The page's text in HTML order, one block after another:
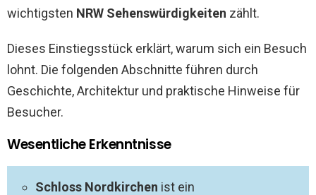
wichtigsten NRW Sehenswürdigkeiten zählt.
Dieses Einstiegsstück erklärt, warum sich ein Besuch
lohnt. Die folgenden Abschnitte führen durch
Geschichte, Architektur und praktische Hinweise für
Besucher.
Wesentliche Erkenntnisse
Schloss Nordkirchen ist ein